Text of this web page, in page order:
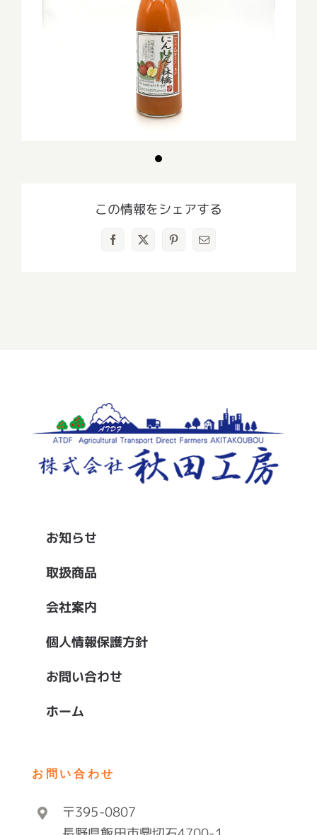
この情報をシェアする
Facebook
X Pinterest
電
お知らせ
取扱商品
会社案内
個人情報保護方針
お問い合わせ
ホーム
お問い合わせ
〒395-0807